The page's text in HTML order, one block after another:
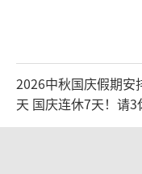
2026中秋国庆假期安
天 国庆连休7天！请3
2026-08-05 08:41:43